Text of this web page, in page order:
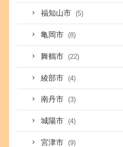
福知山市 (5)
亀岡市 (8)
舞鶴市 (22)
綾部市 (4)
南丹市 (3)
城陽市 (4)
宮津市 (9)